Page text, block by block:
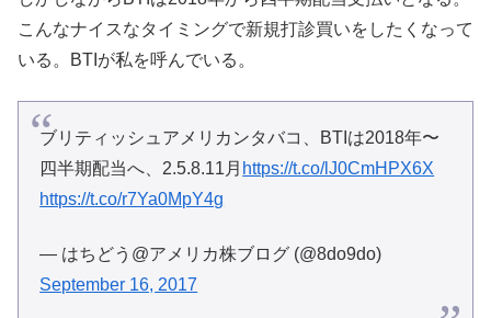
こんなナイスなタイミングで新規打診買いをしたくなって
いる。BTIが私を呼んでいる。
ブリティッシュアメリカンタバコ、BTIは2018年〜
四半期配当へ、2.5.8.11月 https://t.co/lJ0CmHPX6X
https://t.co/r7Ya0MpY4g
— はちどう@アメリカ株ブログ (@8do9do)
September 16, 2017